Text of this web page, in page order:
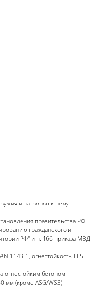
и патронов к нему.
правительства РФ
гражданского и
РФ" и п. 166 приказа МВД
1143-1, огнестойкость-LFS
огнестойким бетоном
мм (кроме ASG/WS3)